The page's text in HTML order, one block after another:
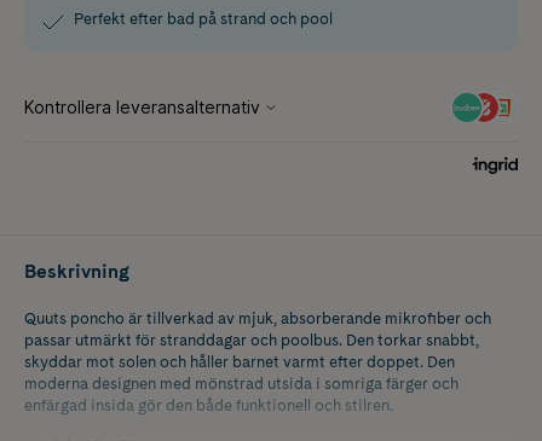
Perfekt efter bad på strand och pool
Beskrivning
Quuts poncho är tillverkad av mjuk, absorberande mikrofiber och
passar utmärkt för stranddagar och poolbus. Den torkar snabbt,
skyddar mot solen och håller barnet varmt efter doppet. Den
moderna designen med mönstrad utsida i somriga färger och
enfärgad insida gör den både funktionell och stilren.